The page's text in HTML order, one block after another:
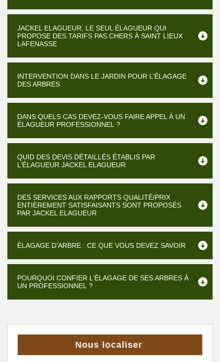
JACKEL ELAGUEUR, LE SEUL ÉLAGUEUR QUI
PROPOSE DES TARIFS PAS CHERS À SAINT LIEUX
LAFENASSE
INTERVENTION DANS LE JARDIN POUR L’ÉLAGAGE
DES ARBRES
DANS QUELS CAS DEVEZ-VOUS FAIRE APPEL À UN
ÉLAGUEUR PROFESSIONNEL ?
QUID DES DEVIS DÉTAILLÉS ÉTABLIS PAR
L’ÉLAGUEUR JACKEL ELAGUEUR
DES SERVICES AUX RAPPORTS QUALITÉ/PRIX
ENTIÈREMENT SATISFAISANTS SONT PROPOSÉS
PAR JACKEL ELAGUEUR
ÉLAGAGE D’ARBRE : CE QUE VOUS DEVEZ SAVOIR
POURQUOI CONFIER L’ÉLAGAGE DE SES ARBRES À
UN PROFESSIONNEL ?
Nous localiser